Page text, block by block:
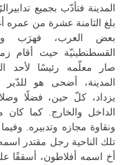
المدينة فتأدّب بجميع
بلغ الثامنة عشرة من عمره
بعض العرب، فهرَب
القسطنطينيّة حيث أقام
صار معلّمه رئيسًا لأحد
المدينة، أضحى هو للدّير
يزداد، كلّ حين، فضلًا
الداخل والخارج. كما كان
ونقاوة مجازه وتدبيره.
تلك الناحية رجل مقتدر اسمه
أخ اسمه أفلاطون، أسقفًا